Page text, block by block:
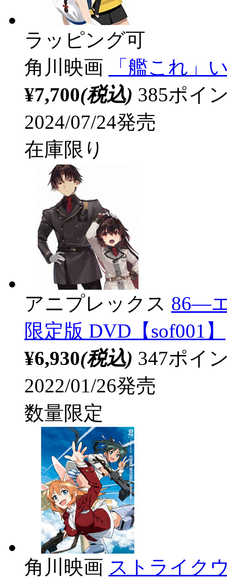
ラッピング可
角川映画
「艦これ」
¥7,700(税込) 385ポイ
2024/07/24発売
在庫限り
アニプレックス 86―
限定版 DVD【sof001】
¥6,930(税込) 347ポイ
2022/01/26発売
数量限定
角川映画 ストライク